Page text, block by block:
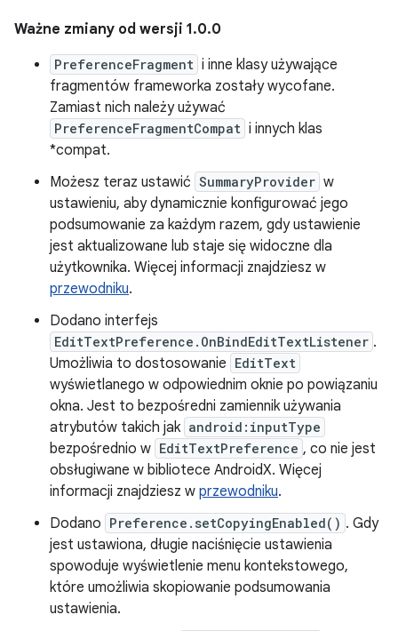
Ważne zmiany od wersji 1.0.0
PreferenceFragment i inne klasy używające
fragmentów frameworka zostały wycofane.
Zamiast nich należy używać
PreferenceFragmentCompat i innych klas
*compat.
Możesz teraz ustawić SummaryProvider w
ustawieniu, aby dynamicznie konfigurować jego
podsumowanie za każdym razem, gdy ustawienie
jest aktualizowane lub staje się widoczne dla
użytkownika. Więcej informacji znajdziesz w
przewodniku.
Dodano interfejs
EditTextPreference.OnBindEditTextListener .
Umożliwia to dostosowanie EditText
wyświetlanego w odpowiednim oknie po powiązaniu
okna. Jest to bezpośredni zamiennik używania
atrybutów takich jak android:inputType
bezpośrednio w EditTextPreference , co nie jest
obsługiwane w bibliotece AndroidX. Więcej
informacji znajdziesz w przewodniku.
Dodano Preference.setCopyingEnabled() . Gdy
jest ustawiona, długie naciśnięcie ustawienia
spowoduje wyświetlenie menu kontekstowego,
które umożliwia skopiowanie podsumowania
ustawienia.